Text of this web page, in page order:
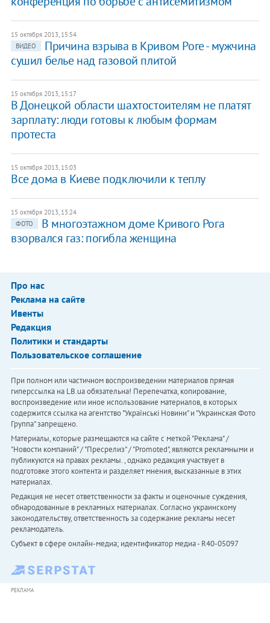
15 октября 2013, 15:54
ВИДЕО
Причина взрыва в Кривом Роге - мужчина
сушил белье над газовой плитой
15 октября 2013, 15:17
В Донецкой области шахтостоителям не платят
зарплату: люди готовы к любым формам
протеста
15 октября 2013, 15:03
Все дома в Киеве подключили к теплу
15 октября 2013, 13:24
ФОТО
​В многоэтажном доме Кривого Рога
взорвался газ: погибла женщина
Про нас
Реклама на сайте
Ивенты
Редакция
Политики и стандарты
Пользовательское соглашение
При полном или частичном воспроизведении материалов прямая
гиперссылка на LB.ua обязательна! Перепечатка, копирование,
воспроизведение или иное использование материалов, в которых
содержится ссылка на агентство "Українськi Новини" и "Украинская Фото
Группа" запрещено.
Материалы, которые размещаются на сайте с меткой "Реклама" /
"Новости компаний" / "Пресрелиз" / "Promoted", являются рекламными и
публикуются на правах рекламы. , однако редакция участвует в
подготовке этого контента и разделяет мнения, высказанные в этих
материалах.
Редакция не несет ответственности за факты и оценочные суждения,
обнародованные в рекламных материалах. Согласно украинскому
законодательству, ответственность за содержание рекламы несет
рекламодатель.
Субъект в сфере онлайн-медиа; идентификатор медиа - R40-05097
РЕКЛАМА